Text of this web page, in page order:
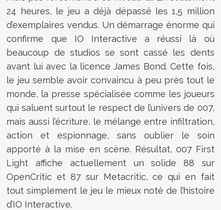
24 heures, le jeu a déjà dépassé les 1,5 million
d’exemplaires vendus. Un démarrage énorme qui
confirme que IO Interactive a réussi là où
beaucoup de studios se sont cassé les dents
avant lui avec la licence James Bond. Cette fois,
le jeu semble avoir convaincu à peu près tout le
monde, la presse spécialisée comme les joueurs
qui saluent surtout le respect de l’univers de 007,
mais aussi l’écriture, le mélange entre infiltration,
action et espionnage, sans oublier le soin
apporté à la mise en scène. Résultat, 007 First
Light affiche actuellement un solide 88 sur
OpenCritic et 87 sur Metacritic, ce qui en fait
tout simplement le jeu le mieux noté de l’histoire
d’IO Interactive.